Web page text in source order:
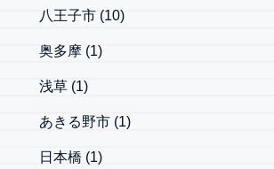
八王子市 (10)
奥多摩 (1)
浅草 (1)
あきる野市 (1)
日本橋 (1)